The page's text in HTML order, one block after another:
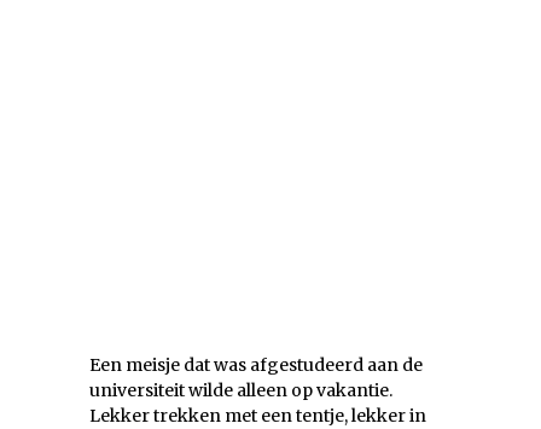
Een meisje dat was afgestudeerd aan de
universiteit wilde alleen op vakantie.
Lekker trekken met een tentje, lekker in